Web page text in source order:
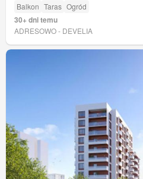
Balkon Taras Ogród
30+ dni temu
ADRESOWO - DEVELIA